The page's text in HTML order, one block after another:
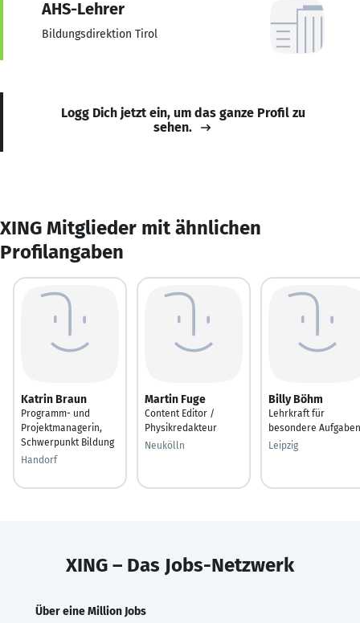
AHS-Lehrer
Bildungsdirektion Tirol
Logg Dich jetzt ein, um das ganze Profil zu
sehen.
XING Mitglieder mit ähnlichen
Profilangaben
Katrin Braun
Programm- und
Projektmanagerin,
Schwerpunkt Bildung
Handorf
Martin Fuge
Content Editor /
Physikredakteur
Neukölln
Billy Böhm
Lehrkraft für
besondere Aufgaben
Leipzig
XING – Das Jobs-Netzwerk
Über eine Million Jobs